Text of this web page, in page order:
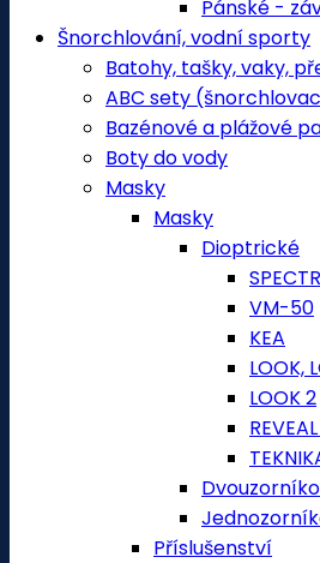
Pánské -
Šnorchlování, vodní sporty
Batohy, tašky, vaky,
ABC sety
Bazénové a plážové
Boty do vody
Masky
Masky
Dioptrické
VM-50
KEA
LOOK,
LOOK 2
Příslušenství